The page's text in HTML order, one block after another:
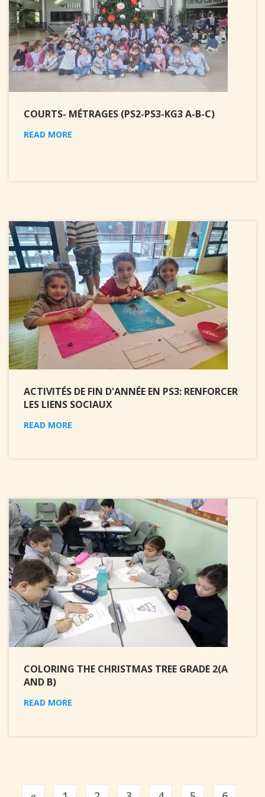
COURTS- MÉTRAGES (PS2-PS3-KG3 A-B-C)
READ MORE
ACTIVITÉS DE FIN D'ANNÉE EN PS3: RENFORCER
LES LIENS SOCIAUX
READ MORE
COLORING THE CHRISTMAS TREE GRADE 2(A
AND B)
READ MORE